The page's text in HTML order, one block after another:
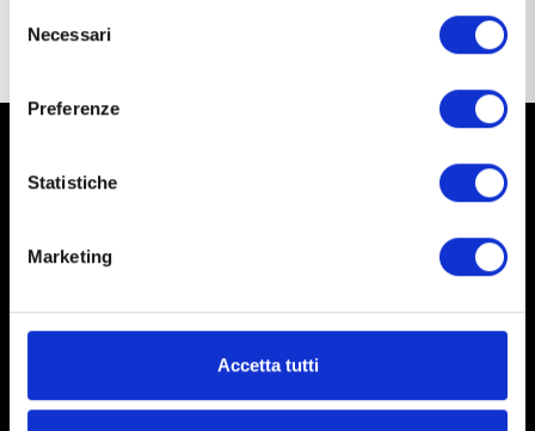
delNecessari
Preferenze
Statistiche
Marketing
Accetta tutti